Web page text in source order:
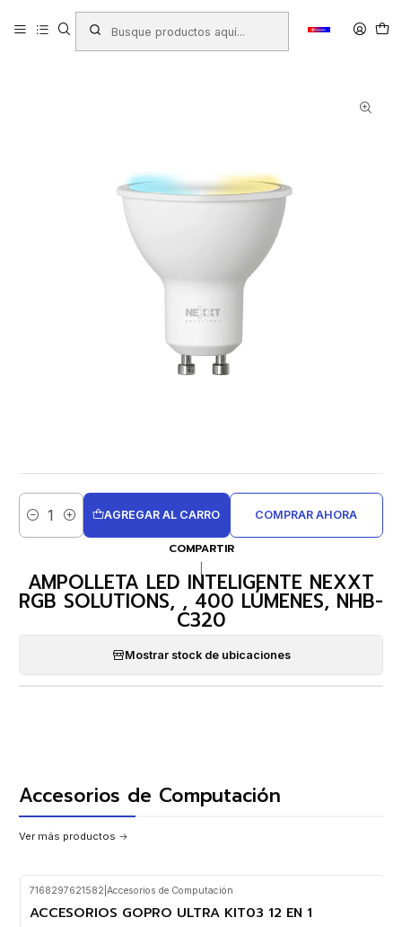
Productos TECNOLOGÍA Accesorios de Computación
AMPOLLETA LED INTELIGENTE NEXXT RGB SOLUTIONS, , 400
LÚMENES, NHB-C320
Cantidad
AGREGAR AL CARRO COMPRAR AHORA
COMPARTIR
AMPOLLETA LED INTELIGENTE NEXXT
RGB SOLUTIONS, , 400 LÚMENES, NHB-
C320
Mostrar stock de ubicaciones
Accesorios de Computación
Ver más productos
7168297621582 Accesorios de Computación
ACCESORIOS GOPRO ULTRA KIT03 12 EN 1